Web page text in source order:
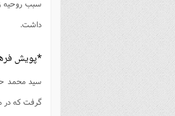
سبب روحیه
داشت.
*پویش
سید محمد
گرفت که در